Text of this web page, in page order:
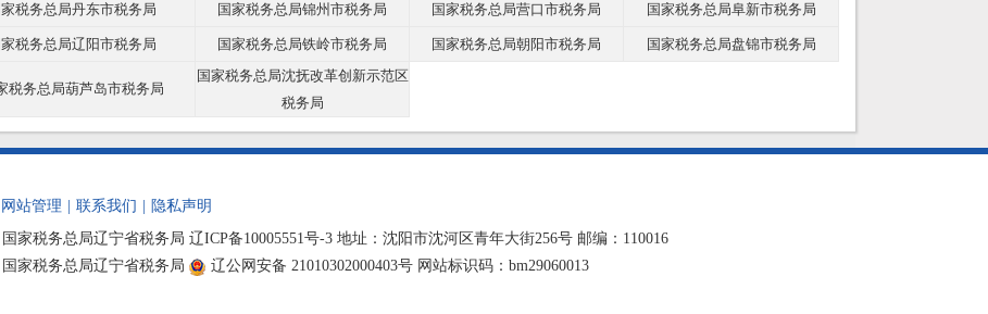
家税务总局丹东市税务局 国家税务总局锦州市税务局 国家税务总局营口市税务局 国家税务总局阜新市税务局
家税务总局辽阳市税务局 国家税务总局铁岭市税务局 国家税务总局朝阳市税务局 国家税务总局盘锦市税务局
税务总局葫芦岛市税务局
国家税务总局沈抚改革创新示范区
税务局